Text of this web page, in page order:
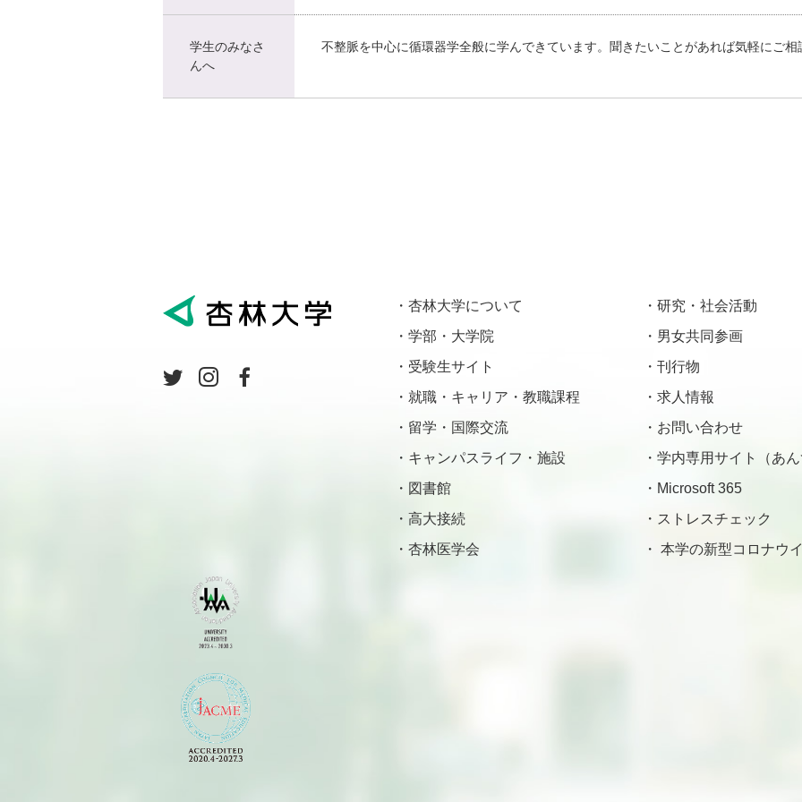
学生のみなさ
んへ
不整脈を中心に循環器学全般に学んできています。聞きたいことがあれば気軽にご相
杏林大学について
学部・大学院
受験生サイト
就職・キャリア・教職課程
留学・国際交流
キャンパスライフ・施設
図書館
高大接続
杏林医学会
研究・社会活動
男女共同参画
刊行物
求人情報
お問い合わせ
学内専用サイト（あん
Microsoft 365
ストレスチェック
本学の新型コロナウ